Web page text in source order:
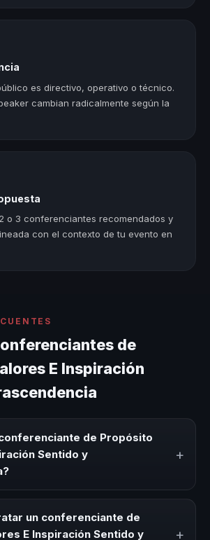
es directivo, operativo o técnico.
cambian radicalmente según la
o 3 conferenciantes recomendados y
con el contexto de tu evento en
de
E Inspiración
de Propósito
Sentido y
+
es un experto que comparte
y experiencias sobre este tema
un conferenciante de
E Inspiración Sentido y
+